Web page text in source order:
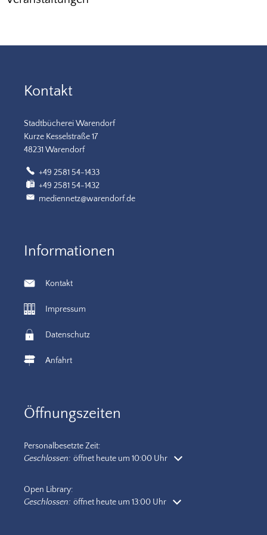
Kontakt
Stadtbücherei Warendorf
Kurze Kesselstraße 17
48231 Warendorf
+49 2581 54-1433
+49 2581 54-1432
mediennetz@warendorf.de
Informationen
Kontakt
Impressum
Datenschutz
Anfahrt
Öffnungszeiten
Personalbesetzte Zeit:
Klicken, um weitere Öffnungs- oder Schließzeiten auszublenden
Geschlossen: öffnet heute um 10:00 Uhr
Open Library:
Klicken, um weitere Öffnungs- oder Schließzeiten auszublenden
Geschlossen: öffnet heute um 13:00 Uhr